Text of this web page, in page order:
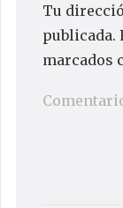
Tu
publicada.
marcados